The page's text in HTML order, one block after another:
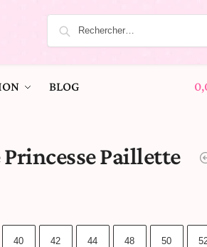
BLOG
Princesse Paillette
40 42 44 48 50